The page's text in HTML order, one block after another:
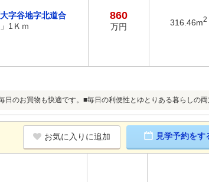
字谷地字北道合
1Ｋｍ
860
万円 316.46m2
のお買物も快適です。■毎日の利便性とゆとりある暮らしの両
お気に入りに追加 見学予約をす